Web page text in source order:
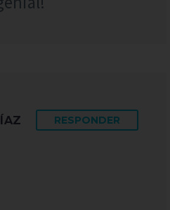
RESPONDER